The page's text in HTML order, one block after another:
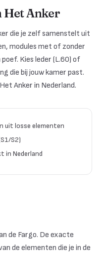
Het Anker
die je zelf samenstelt uit
modules met of zonder
Kies leder (L.60) of
die bij jouw kamer past.
Anker in Nederland.
uit losse elementen
S2)
in Nederland
de Fargo. De exacte
de elementen die je in de